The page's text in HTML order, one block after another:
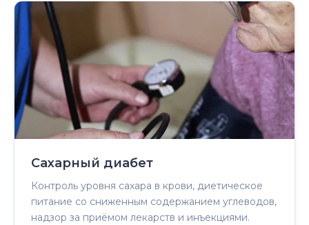
Сахарный диабет
Контроль уровня сахара в крови, диетическое
питание со сниженным содержанием углеводов,
надзор за приёмом лекарств и инъекциями.